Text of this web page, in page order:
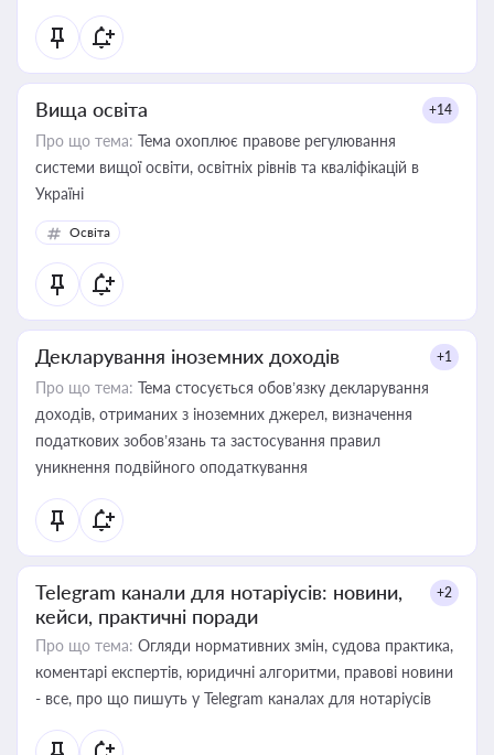
Вища освіта +14
Про що тема: Тема охоплює правове регулювання
системи вищої освіти, освітніх рівнів та кваліфікацій в
Україні
Освіта
Декларування іноземних доходів +1
Про що тема: Тема стосується обов’язку декларування
доходів, отриманих з іноземних джерел, визначення
податкових зобов’язань та застосування правил
уникнення подвійного оподаткування
Telegram канали для нотаріусів: новини,
кейси, практичні поради
+2
Про що тема: Огляди нормативних змін, судова практика,
коментарі експертів, юридичні алгоритми, правові новини
- все, про що пишуть у Telegram каналах для нотаріусів